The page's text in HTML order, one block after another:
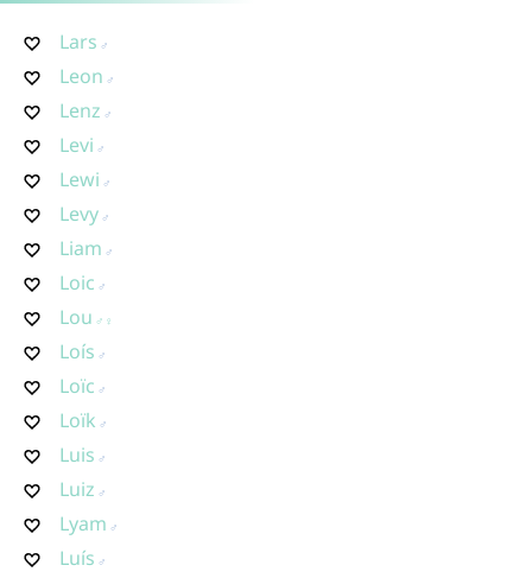
Lars
Leon
Lenz
Levi
Lewi
Levy
Liam
Loic
Lou
Loís
Loïc
Loïk
Luis
Luiz
Lyam
Luís